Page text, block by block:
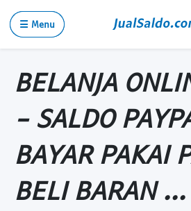
☰ Menu
BELANJA
- SALDO
BAYAR PAKAI
BELI BARAN ...